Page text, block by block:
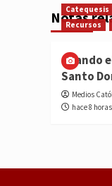
Notas
Catequesis
Recursos
Cuando
Santo
Medios
hace 8